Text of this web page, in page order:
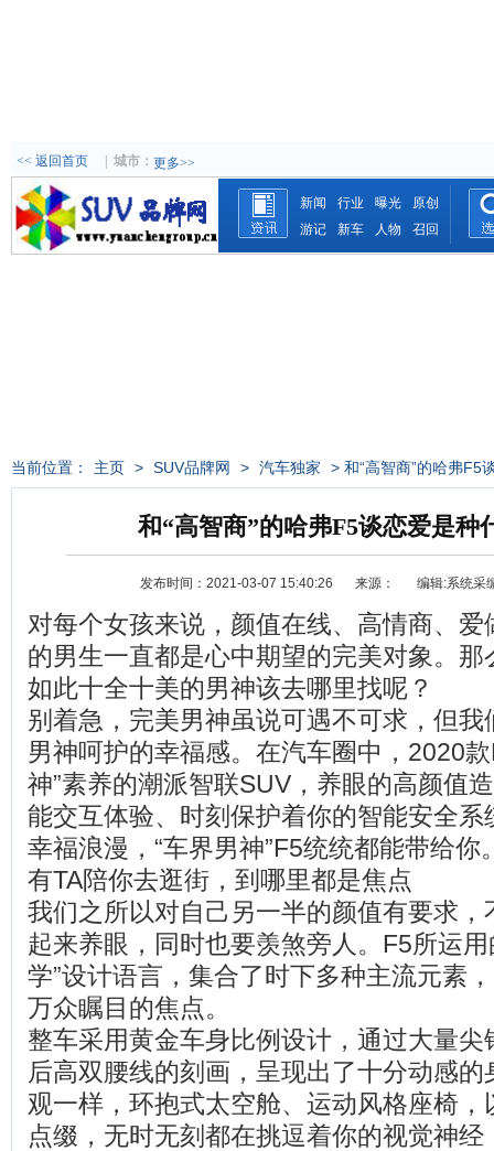
<< 返回首页 城市： 更多>>
资讯
新闻 行业 曝光
原创
游记
新车 人物 召回
选车
当前位置： 主页 > SUV品牌网 > 汽车独家 > 和“高智商”的哈弗F5
和“高智商”的哈弗F5谈恋爱是种
发布时间：2021-03-07 15:40:26 来源： 编辑:系统采
对每个女孩来说，颜值在线、高情商、
的男生一直都是心中期望的完美对象。
如此十全十美的男神该去哪里找呢？
别着急，完美男神虽说可遇不可求，但
男神呵护的幸福感。在汽车圈中，2020
神”素养的潮派智联SUV，养眼的高颜值
能交互体验、时刻保护着你的智能安全系
幸福浪漫，“车界男神”F5统统都能带给你
有TA陪你去逛街，到哪里都是焦点
我们之所以对自己另一半的颜值有要求，
起来养眼，同时也要羡煞旁人。F5所运用
学”设计语言，集合了时下多种主流元素
万众瞩目的焦点。
整车采用黄金车身比例设计，通过大量尖
后高双腰线的刻画，呈现出了十分动感
观一样，环抱式太空舱、运动风格座椅
点缀，无时无刻都在挑逗着你的视觉神